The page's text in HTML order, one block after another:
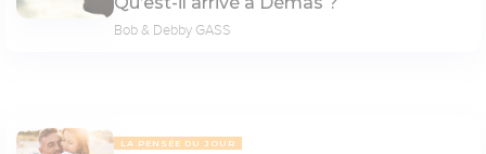
Bob & Debby GASS
LA PENSÉE DU JOUR